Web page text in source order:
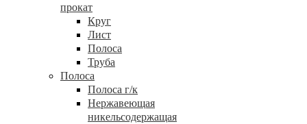
прокат
Круг
Лист
Полоса
Труба
Полоса
Полоса г/к
Нержавеющая
никельсодержащая